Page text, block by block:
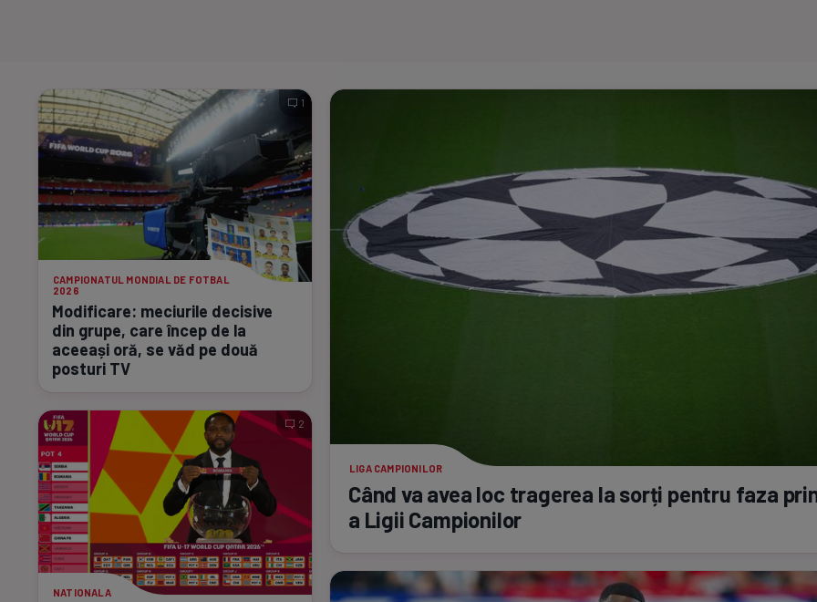
CAMPIONATUL MONDIAL DE FOTBAL
2026
Modificare: meciurile decisive
din grupe, care încep de la
aceeași oră, se văd pe două
posturi TV
1
NATIONALA
2
LIGA CAMPIONILOR
Când va avea loc tragerea la sorți pentru faza
a Ligii Campionilor